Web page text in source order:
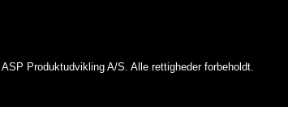
Produktudvikling A/S. Alle rettigheder forbeholdt.